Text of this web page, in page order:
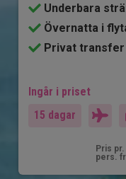
Underbara
Övernatta i
Privat transfer
Ingår i priset
15 dagar
Pris pr.
pers.